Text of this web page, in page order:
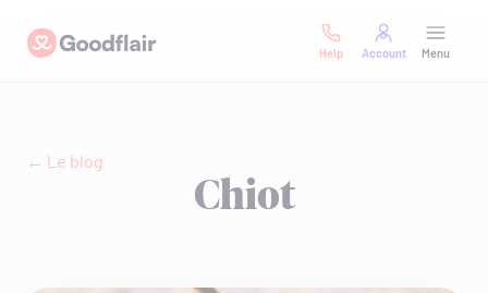
content
Goodflair
Help Account Menu
← Le blog
Chiot